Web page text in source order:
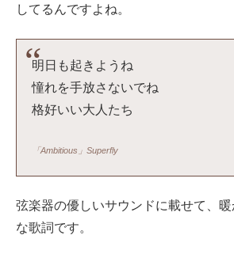
してるんですよね。
明日も起きようね
憧れを手放さないでね
格好いい大人たち
「Ambitious」Superfly
弦楽器の優しいサウンドに載せて、暖
な歌詞です。